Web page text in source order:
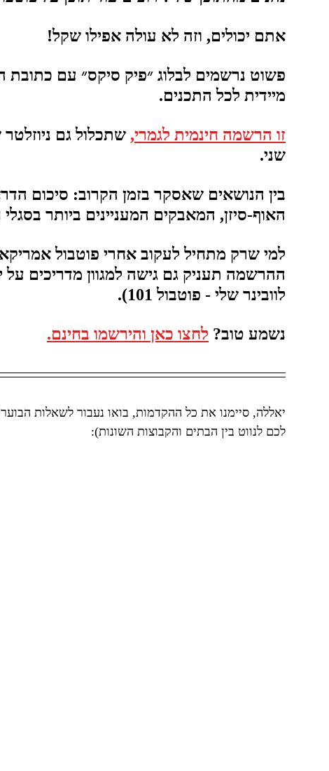
אתם יכולים, וזה לא עולה אפילו שקל!
פשוט נרשמים לבלוג ״פיק סיקס״ עם כתובת
מיידית לכל התכנים.
זו הרשמה חינמית לגמרי, שתכלול גם ניוזלטר
שני.
בין הנושאים שאסקר בזמן הקרוב: סיכום
האוף-סיזן, המאבקים המעניינים ביותר
למי שרק מתחיל לעקוב אחרי פוטבול
לוובינר שלי - פוטבול 101).
נשמע טוב? לחצו כאן והירשמו בחינם.
יאללה, סיימנו את כל ההקדמות, בואו נעבור לשאלות
לכם לנווט בין הבתים והקבוצות השונות):